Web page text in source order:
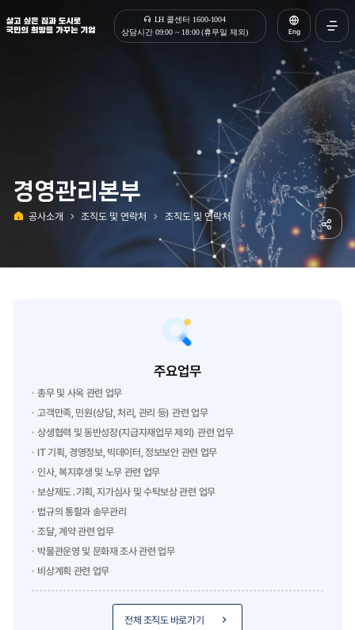
살고 싶은 집과 도시로 국민의 희망을 가꾸는 기업 | 한국토지주택공사
LH 콜센터 1600-1004
상담시간 09:00 ~ 18:00 (휴무일 제외)
Eng
전체
열기
경영관리본부
공사소개 조직도 및 연락처 조직도 및 연락처
공유
주요업무
총무 및 사옥 관련 업무
고객만족, 민원(상담, 처리, 관리 등) 관련 업무
상생협력 및 동반성장(지급자재업무 제외) 관련 업무
IT 기획, 경영정보, 빅데이터, 정보보안 관련 업무
인사, 복지후생 및 노무 관련 업무
보상제도․기획, 지가심사 및 수탁보상 관련 업무
법규의 통할과 송무관리
조달, 계약 관련 업무
박물관운영 및 문화재 조사 관련 업무
비상계획 관련 업무
전체 조직도 바로가기